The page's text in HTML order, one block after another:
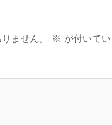
ません。 ※ が付いて